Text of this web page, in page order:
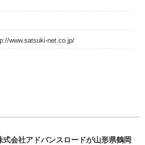
www.satsuki-net.co.jp/
式会社アドバンスロードが山形県鶴岡